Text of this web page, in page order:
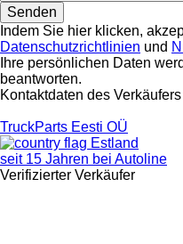
Indem Sie hier klicken,
Datenschutzrichtlinien und
Ihre persönlichen Daten
beantworten.
Kontaktdaten des Verkäufers
TruckParts Eesti OÜ
Estland
seit 15 Jahren bei Autoline
Verifizierter Verkäufer